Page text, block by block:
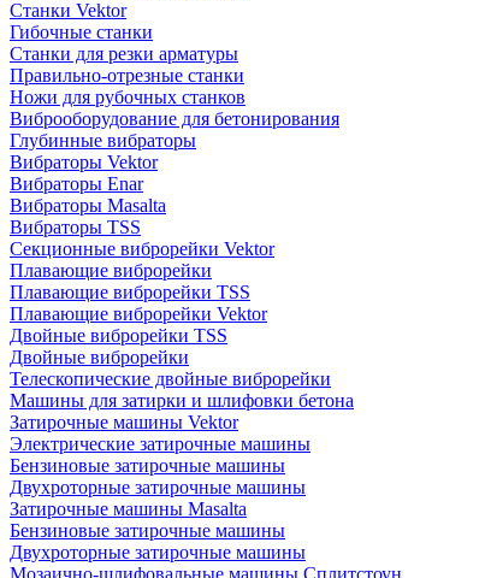
Станки Vektor
Гибочные станки
Станки для резки арматуры
Правильно-отрезные станки
Ножи для рубочных станков
Виброоборудование для бетонирования
Глубинные вибраторы
Вибраторы Vektor
Вибраторы Enar
Вибраторы Masalta
Вибраторы TSS
Секционные виброрейки Vektor
Плавающие виброрейки
Плавающие виброрейки TSS
Плавающие виброрейки Vektor
Двойные виброрейки TSS
Двойные виброрейки
Телескопические двойные виброрейки
Машины для затирки и шлифовки бетона
Затирочные машины Vektor
Электрические затирочные машины
Бензиновые затирочные машины
Двухроторные затирочные машины
Затирочные машины Masalta
Бензиновые затирочные машины
Двухроторные затирочные машины
Мозаично-шлифовальные машины Сплитстоун